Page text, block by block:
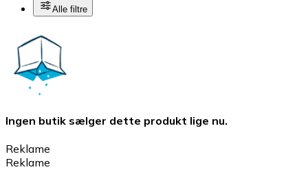
Alle filtre
Ingen butik sælger dette produkt lige nu.
Reklame
Reklame